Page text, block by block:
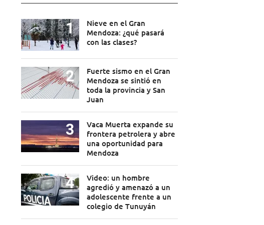
Nieve en el Gran
Mendoza: ¿qué pasará
con las clases?
Fuerte sismo en el Gran
Mendoza se sintió en
toda la provincia y San
Juan
Vaca Muerta expande su
frontera petrolera y abre
una oportunidad para
Mendoza
Video: un hombre
agredió y amenazó a un
adolescente frente a un
colegio de Tunuyán